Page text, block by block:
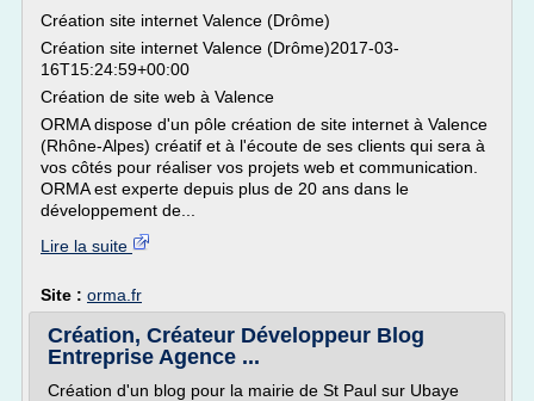
Création site internet Valence (Drôme)
Création site internet Valence (Drôme)2017-03-
16T15:24:59+00:00
Création de site web à Valence
ORMA dispose d'un pôle création de site internet à Valence
(Rhône-Alpes) créatif et à l'écoute de ses clients qui sera à
vos côtés pour réaliser vos projets web et communication.
ORMA est experte depuis plus de 20 ans dans le
développement de...
Lire la suite
Site : orma.fr
Création, Créateur Développeur Blog
Entreprise Agence ...
Création d'un blog pour la mairie de St Paul sur Ubaye